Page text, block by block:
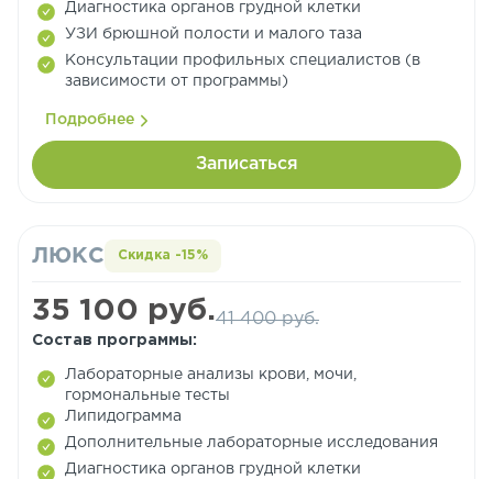
Диагностика органов грудной клетки
УЗИ брюшной полости и малого таза
Консультации профильных специалистов (в
зависимости от программы)
Подробнее
Записаться
ЛЮКС Скидка -15%
35 100 руб.41 400 руб.
Состав программы:
Лабораторные анализы крови, мочи,
гормональные тесты
Липидограмма
Дополнительные лабораторные исследования
Диагностика органов грудной клетки